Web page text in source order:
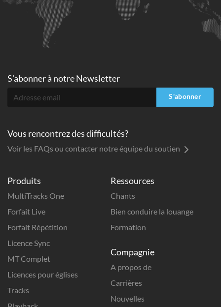
Produits
MultiTracks One
Forfait Live
Forfait Répétition
Licence Sync
MT Complet
Licences pour églises
Tracks
Ressources
Chants
Bien conduire la louange
Formation
Compagnie
A propos de
Carrières
Nouvelles
S'abonner à notre Newsletter
S'abonner
Vous rencontrez des difficultés?
Voir les FAQs ou contacter notre équipe du soutien